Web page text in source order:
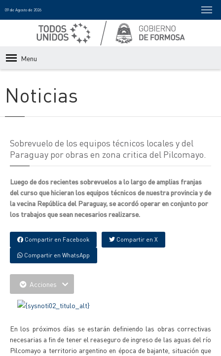
09 de Agosto de 2026
Menu
Noticias
Sobrevuelo de los equipos técnicos locales y del
Paraguay por obras en zona critica del Pilcomayo.
Luego de dos recientes sobrevuelos a lo largo de amplias franjas
del curso que hicieran los equipos técnicos de nuestra provincia y de
la vecina República del Paraguay, se acordó operar en conjunto por
los trabajos que sean necesarios realizarse.
Compartir en Facebook Compartir en X
Compartir en WhatsApp
Acciones
En los próximos días se estarán definiendo las obras correctivas
necesarias a fin de tener el reaseguro de ingreso de las aguas del río
Pilcomayo a territorio argentino en época de bajante, situación que